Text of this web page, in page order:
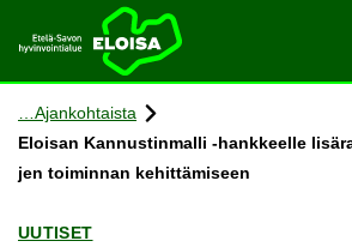
Etusi­vu
Siir­ry si­säl­töön
Ajan­koh­tais­ta
Eloi­san Kan­nus­tin­mal­li -​hankkeelle
jen toi­min­nan ke­hit­tä­mi­seen
UU­TI­SET